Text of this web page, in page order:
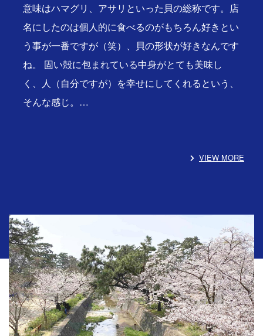
意味はハマグリ、アサリといった貝の総称です。店
名にしたのは個人的に食べるのがもちろん好きとい
う事が一番ですが（笑）、貝の形状が好きなんです
ね。 固い殻に包まれている中身がとても美味し
く、人（自分ですが）を幸せにしてくれるという、
そんな感じ。…
VIEW MORE